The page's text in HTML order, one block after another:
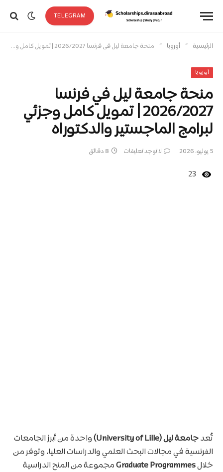
TELEGRAM
الرئيسية » أوروبا » منحة جامعة ليل في فرنسا 2026/2027 | تمويل كامل وجزئي لبرامج الماجستير والدكتوراه
أوروبا
منحة جامعة ليل في فرنسا
2026/2027 | تمويل كامل وجزئي
لبرامج الماجستير والدكتوراه
5 يوليو، 2026 لا توجد تعليقات 8 دقائق
23
تُعدجامعة ليل (University of Lille)
واحدة من أبرز الجامعات
الفرنسية في مجالات البحث العلمي والدراسات العليا، وتوفر من
خلالGraduate Programmesمجموعة من المنح الدراسية